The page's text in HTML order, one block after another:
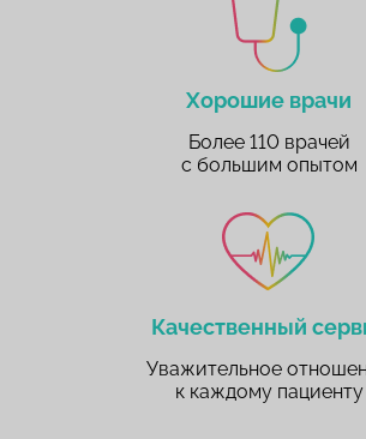
Хорошие врачи
Более 110 врачей
с большим опытом
Качественный
Уважительное
к каждому пациенту